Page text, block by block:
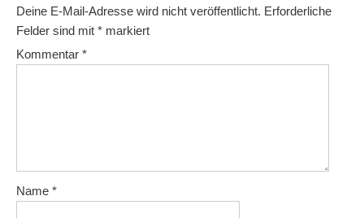
Deine E-Mail-Adresse wird nicht veröffentlicht. Erforderliche
Felder sind mit * markiert
Kommentar *
Name *